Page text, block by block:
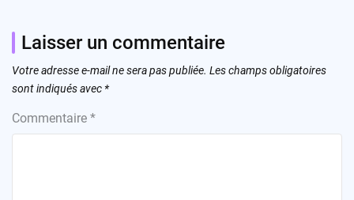
Laisser un commentaire
Votre adresse e-mail ne sera pas publiée. Les champs obligatoires
sont indiqués avec *
Commentaire *